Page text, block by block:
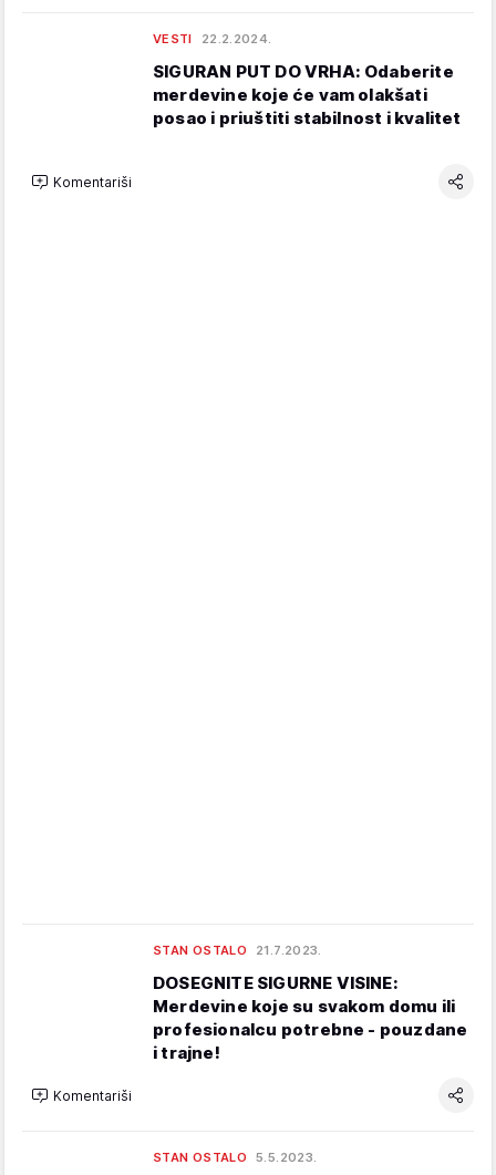
VESTI 22.2.2024.
SIGURAN PUT DO VRHA: Odaberite
merdevine koje će vam olakšati
posao i priuštiti stabilnost i kvalitet
Komentariši
STAN OSTALO 21.7.2023.
DOSEGNITE SIGURNE VISINE:
Merdevine koje su svakom domu ili
profesionalcu potrebne - pouzdane
i trajne!
Komentariši
STAN OSTALO 5.5.2023.